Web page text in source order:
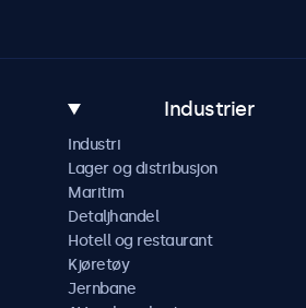
Industrier
Industri
Lager og distribusjon
Maritim
Detaljhandel
Hotell og restaurant
Kjøretøy
Jernbane